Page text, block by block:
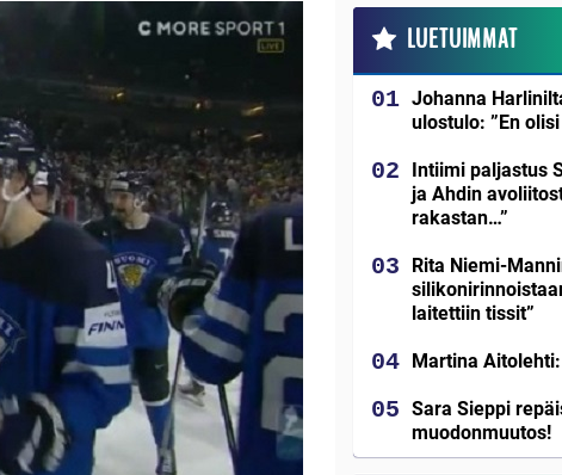
LUETUIMMAT
Johanna
ulostulo: ”En
Intiimi paljastus
ja Ahdin
rakastan…”
Rita Niemi-
laitettiin tissit”
Martina
Sara Sieppi
muodonmuutos!